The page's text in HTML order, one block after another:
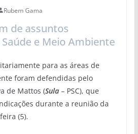
Rubem Gama
de assuntos
e Meio Ambiente
para as áreas de
foram defendidas pelo
de Mattos (Sula– PSC), que
durante a reunião da
(5).